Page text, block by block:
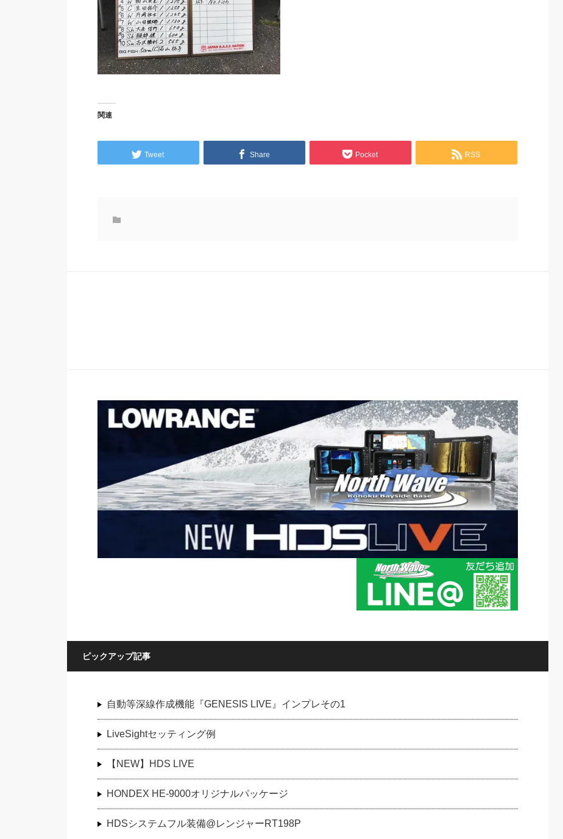
関連
Tweet Share Pocket RSS
ピックアップ記事
自動等深線作成機能『GENESIS LIVE』インプレその1
LiveSightセッティング例
【NEW】HDS LIVE
HONDEX HE-9000オリジナルパッケージ
HDSシステムフル装備@レンジャーRT198P